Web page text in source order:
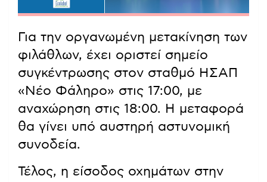
Για την οργανωμένη μετακίνηση των
φιλάθλων, έχει οριστεί σημείο
συγκέντρωσης στον σταθμό ΗΣΑΠ
«Νέο Φάληρο» στις 17:00, με
αναχώρηση στις 18:00. Η μεταφορά
θα γίνει υπό αυστηρή αστυνομική
συνοδεία.
Τέλος, η είσοδος οχημάτων στην